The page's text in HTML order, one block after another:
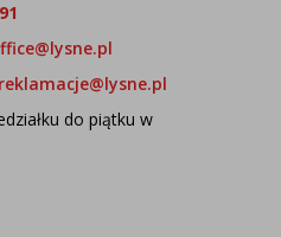
reklamacje@lysne.pl
do piątku w